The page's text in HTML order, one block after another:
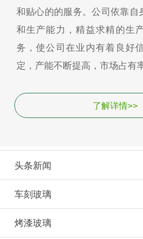
和贴心的的服务。公司依靠自
和生产能力，精益求精的生
务，使公司在业内有着良好
定，产能不断提高，市场占有
了解详情>>
头条新闻
车刻玻璃
烤漆玻璃